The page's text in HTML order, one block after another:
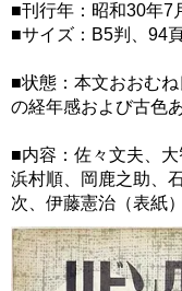
■刊行年：昭和30年7
■サイズ：B5判、94
■状態：本文おおむ
の経年感および古色あ
■内容：佐々文夫、
浜村順、岡鹿之助、
次、伊藤憲治（表紙